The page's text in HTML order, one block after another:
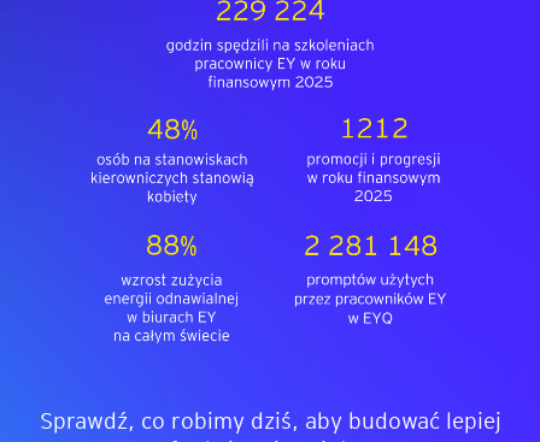
Sprawdź, co robimy dziś, aby budować lepiej